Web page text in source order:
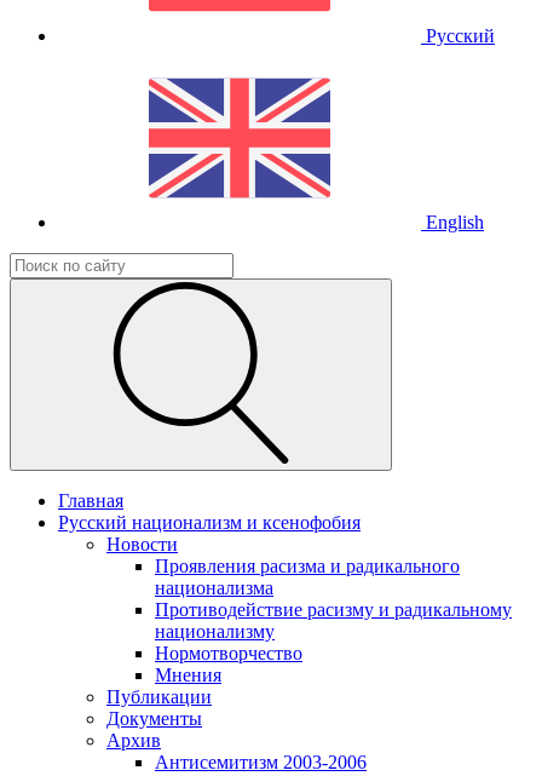
Русский
English
Главная
Русский национализм и ксенофобия
Новости
Проявления расизма и радикального
национализма
Противодействие расизму и радикальному
национализму
Нормотворчество
Мнения
Публикации
Документы
Архив
Антисемитизм 2003-2006